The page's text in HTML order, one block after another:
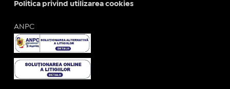
Politica privind utilizarea cookies
ANPC